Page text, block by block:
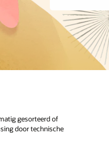
gesorteerd of
door technische